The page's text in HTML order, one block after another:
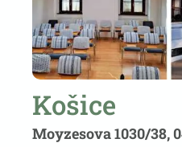
Košice
Moyzesova 1030/38,